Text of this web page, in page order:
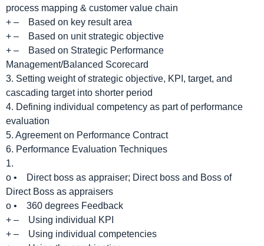
process mapping & customer value chain
+ – Based on key result area
+ – Based on unit strategic objective
+ – Based on Strategic Performance
Management/Balanced Scorecard
3. Setting weight of strategic objective, KPI, target, and
cascading target into shorter period
4. Defining individual competency as part of performance
evaluation
5. Agreement on Performance Contract
6. Performance Evaluation Techniques
1.
o • Direct boss as appraiser; Direct boss and Boss of
Direct Boss as appraisers
o • 360 degrees Feedback
+ – Using individual KPI
+ – Using individual competencies